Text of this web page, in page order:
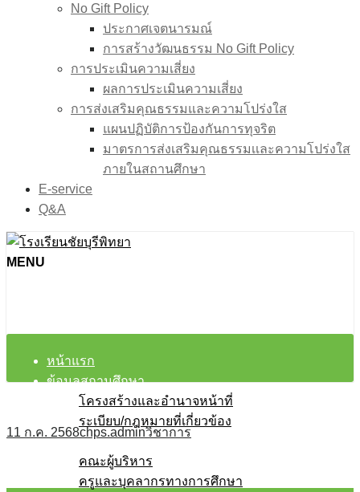
No Gift Policy
ประกาศเจตนารมณ์
การสร้างวัฒนธรรม No Gift Policy
การประเมินความเสี่ยง
ผลการประเมินความเสี่ยง
การส่งเสริมคุณธรรมและความโปร่งใส
แผนปฏิบัติการป้องกันการทุจริต
มาตรการส่งเสริมคุณธรรมเเละความโปร่งใส
ภายในสถานศึกษา
E-service
Q&A
MENU
หน้าแรก
ข้อมูลสถานศึกษา
โครงสร้างและอำนาจหน้าที่
ระเบียบ/กฎหมายที่เกี่ยวข้อง
บุคลากร
คณะผู้บริหาร
ครูและบุคลากรทางการศึกษา
11 ก.ค. 2568chps.adminวิชาการ